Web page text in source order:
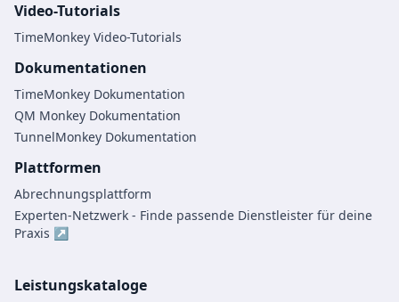
Video-Tutorials
TimeMonkey Video-Tutorials
Dokumentationen
TimeMonkey Dokumentation
QM Monkey Dokumentation
TunnelMonkey Dokumentation
Plattformen
Abrechnungsplattform
Experten-Netzwerk - Finde passende Dienstleister für deine
Praxis ↗
Leistungskataloge